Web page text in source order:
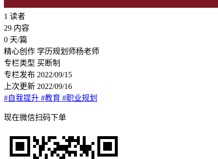
1 读者
29 内容
0 天/篇
精心创作 学历规划师杨老师
专栏类型 买断制
专栏发布 2022/09/15
上次更新 2022/09/16
#自我提升 #教育 #职业规划
现在微信扫码下单